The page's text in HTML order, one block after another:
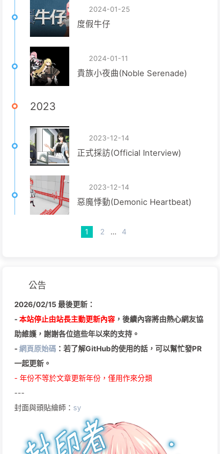
2024-01-25
度假牛仔
2024-01-11
貴族小夜曲(Noble Serenade)
2023
2023-12-14
正式採訪(Official Interview)
2023-12-14
惡魔悸動(Demonic Heartbeat)
1 2 … 4
公告
2026/02/15 最後更新：
- 本站停止由站長主動更新內容 ，後續內容將由熱心網友協
助維護，謝謝各位這些年以來的支持。
- 網頁原始碼 ：若了解GitHub的使用的話，可以幫忙發PR
一起更新。
- 年份不等於文章更新年份，僅用作來分類
---
封面與頭貼繪師： sy